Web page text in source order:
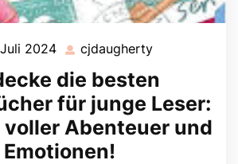
2024 24
Juli
2024
cjdaugherty
die besten
für junge Leser:
voller Abenteuer und
Emotionen!